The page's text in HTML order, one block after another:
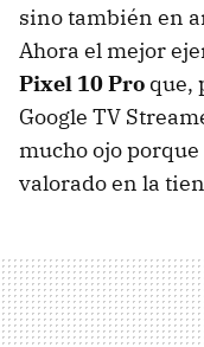
sino también en
Ahora el mejor
Pixel 10 Pro que,
Google TV
mucho ojo
valorado en la